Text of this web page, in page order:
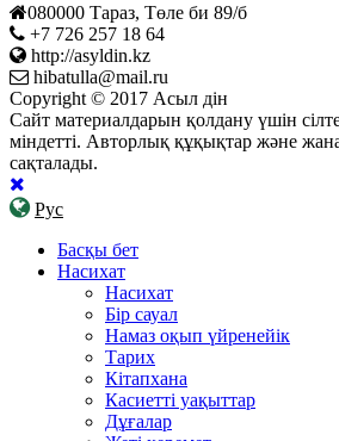
080000 Тараз, Төле би 89/б
+7 726 257 18 64
http://asyldin.kz
hibatulla@mail.ru
Copyright © 2017 Асыл дін
Сайт материалдарын қолдану үшін
міндетті. Авторлық құқықтар және
сақталады.
Рус
Басқы бет
Насихат
Насихат
Бір сауал
Намаз оқып үйренейік
Тарих
Кітапхана
Касиетті уақыттар
Дұғалар